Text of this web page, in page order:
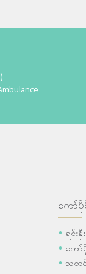
ကော်
ရင်း
ကေ
သတင်